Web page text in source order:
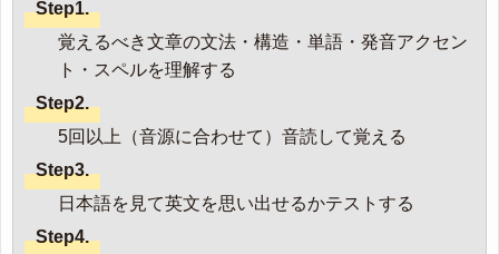
Step1.
覚えるべき文章の文法・構造・単語・発音アクセン
ト・スペルを理解する
Step2.
5回以上（音源に合わせて）音読して覚える
Step3.
日本語を見て英文を思い出せるかテストする
Step4.